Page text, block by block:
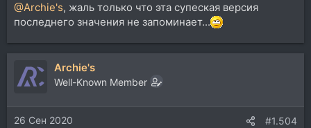
@Archie's, жаль только что эта супеская версия
последнего значения не запоминает...
Archie's
Well-Known Member
26 Сен 2020 #1.504